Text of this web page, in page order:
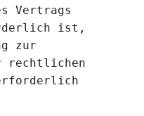
Vertrags
ist,
zur
rechtlichen